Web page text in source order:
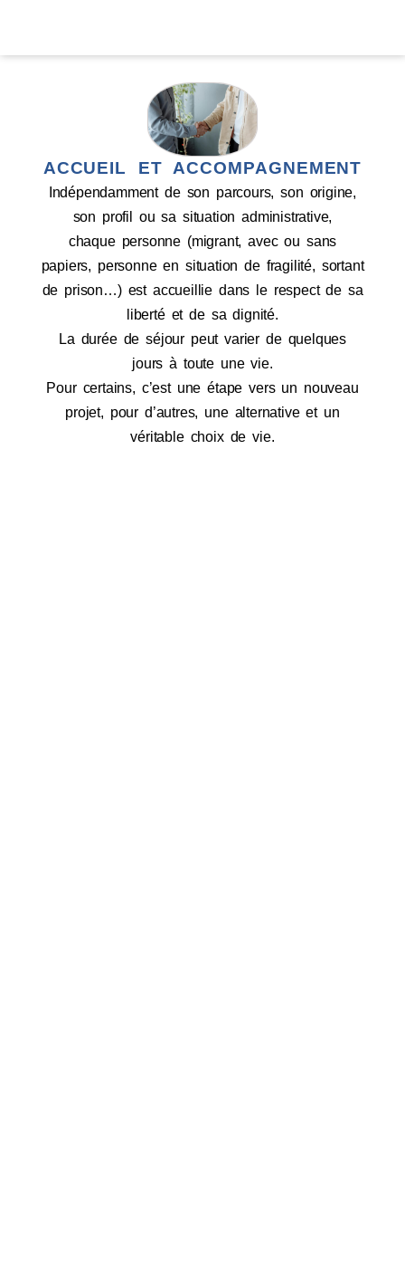
ACCUEIL ET ACCOMPAGNEMENT
Indépendamment de son parcours, son origine,
son profil ou sa situation administrative,
chaque personne (migrant, avec ou sans
papiers, personne en situation de fragilité, sortant
de prison…) est accueillie dans le respect de sa
liberté et de sa dignité.
La durée de séjour peut varier de quelques
jours à toute une vie.
Pour certains, c’est une étape vers un nouveau
projet, pour d’autres, une alternative et un
véritable choix de vie.